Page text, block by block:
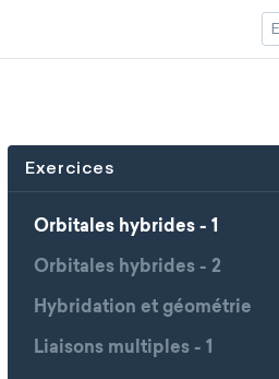
Exercices
Orbitales hybrides - 1
Orbitales hybrides - 2
Hybridation et géométrie
Liaisons multiples - 1